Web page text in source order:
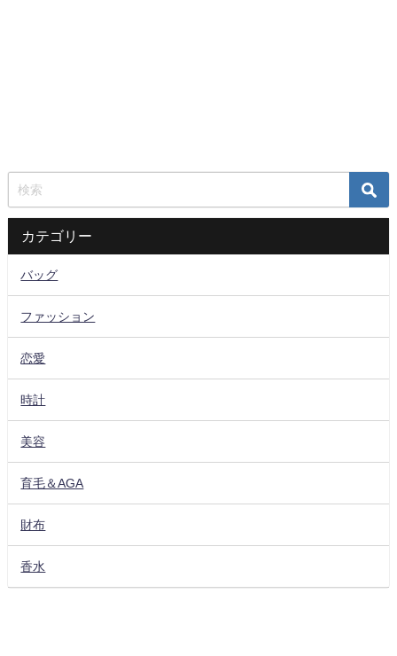
カテゴリー
バッグ
ファッション
恋愛
時計
美容
育毛＆AGA
財布
香水